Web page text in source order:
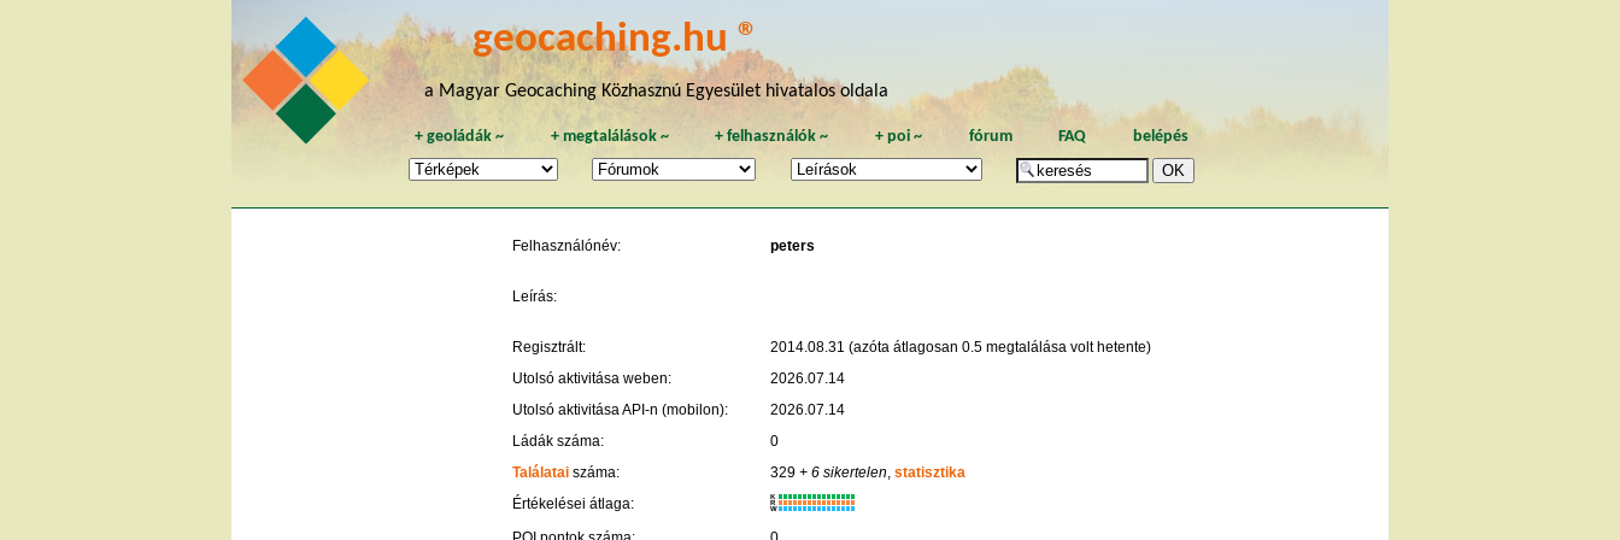
geocaching.hu ®
a Magyar Geocaching Közhasznú Egyesület hivatalos oldala
+geoládák ~ + megtalálások~ +felhasználók ~ + poi~ fórum FAQ belépés
Felhasználónév: peters
Leírás:
Regisztrált:
2014.08.31 (azóta átlagosan 0.5 megtalálása volt hetente)
Utolsó aktivitása weben:
2026.07.14
Utolsó aktivitása API-n (mobilon):
2026.07.14
Ládák száma:
0
Találatai száma: 329+ 6 sikertelen, statisztika
Értékelései átlaga:
K
R
W